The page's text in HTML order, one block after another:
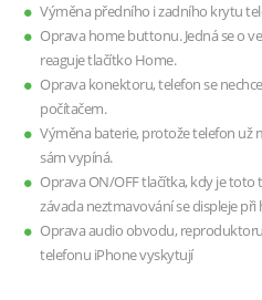
Výměna předního i zadního krytu
Oprava home buttonu. Jedná se o
reaguje tlačítko Home.
Oprava konektoru, telefon se
počítačem.
Výměna baterie, protože telefon už
sám vypíná.
Oprava ON/OFF tlačítka, kdy je toto
závada neztmavování se displeje
Oprava audio obvodu,
telefonu iPhone vyskytují